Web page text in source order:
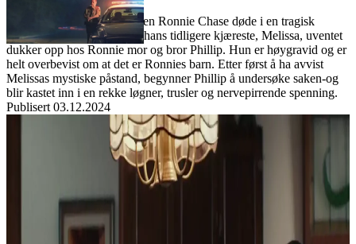
Det har gått over fem år siden Ronnie Chase døde i en tragisk
ulykke. Sårene rive opp da hans tidligere kjæreste, Melissa, uventet
dukker opp hos Ronnie mor og bror Phillip. Hun er høygravid og er
helt overbevist om at det er Ronnies barn. Etter først å ha avvist
Melissas mystiske påstand, begynner Phillip å undersøke saken-og
blir kastet inn i en rekke løgner, trusler og nervepirrende spenning.
Publisert 03.12.2024